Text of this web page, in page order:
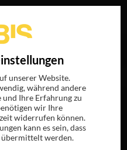
unserer Website.
während andere
und Ihre Erfahrung zu
wir Ihre
widerrufen können.
kann es sein, dass
übermittelt werden.